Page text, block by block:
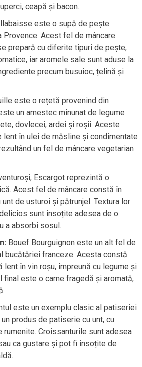
ceapă și bacon.
este o supă de pește
Provence. Acest fel de mâncare
prepară cu diferite tipuri de pește,
iar aromele sale sunt aduse la
precum busuioc, țelină și
este o rețetă provenind din
un amestec minunat de legume
dovlecei, ardei și roșii. Aceste
lent în ulei de măsline și condimentate
un fel de mâncare vegetarian
Escargot reprezintă o
Acest fel de mâncare constă în
de usturoi și pătrunjel. Textura lor
sunt însoțite adesea de o
a absorbi sosul.
Bouef Bourguignon este un alt fel de
bucătăriei franceze. Acesta constă
lent în vin roșu, împreună cu legume și
final este o carne fragedă și aromată,
este un exemplu clasic al patiseriei
produs de patiserie cu unt, cu
Croissanturile sunt adesea
ca gustare și pot fi însoțite de